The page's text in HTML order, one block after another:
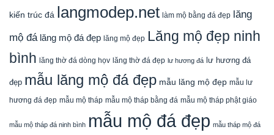
kiến trúc đá langmodep.net làm mộ bằng đá đẹp lăng
mộ đá lăng mộ đá đẹp lăng mộ đẹp Lăng mộ đẹp ninh
bình lăng thờ đá dòng họv lăng thờ đá đẹp lư hương đá lư hương đá
đẹp mẫu lăng mộ đá đẹp mẫu lăng mộ đẹp mẫu lư
hương đá đẹp mẫu mộ tháp mẫu mộ tháp bằng đá mẫu mộ tháp phật giáo
mẫu mộ tháp đá ninh bình mẫu mộ đá đẹp mẫu tháp mộ đá